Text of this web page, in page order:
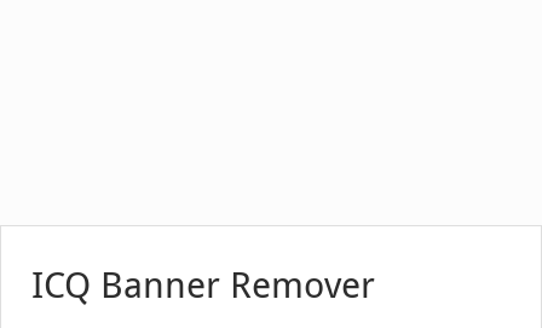
ICQ Banner Remover